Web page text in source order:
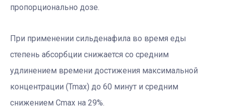
пропорционально дозе.
При применении сильденафила во время еды
степень абсорбции снижается со средним
удлинением времени достижения максимальной
концентрации (Tmax) до 60 минут и средним
снижением Cmax на 29%.